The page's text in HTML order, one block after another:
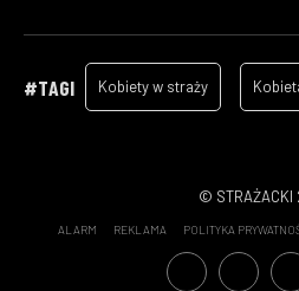
#TAGI Kobiety w straży
© STRAŻACKI
ALARM REKLAMA POLITYKA